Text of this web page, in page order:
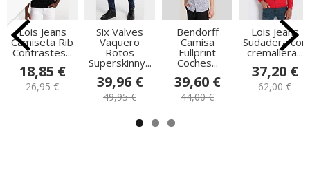
Lois Jeans
Camiseta Rib
Contrastes...
18,85 €
26,95 €
Six Valves
Vaquero
Rotos
Superskinny...
39,96 €
49,95 €
Bendorff
Camisa
Fullprint
Coches...
39,60 €
44,00 €
Lois Jeans
Sudadera con
cremallera...
37,20 €
62,00 €